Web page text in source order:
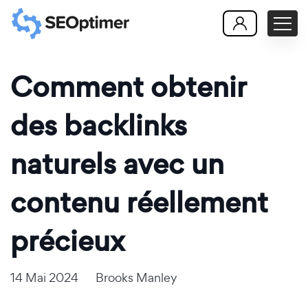
Comment obtenir
des backlinks
naturels avec un
contenu réellement
précieux
14 Mai 2024
Brooks Manley